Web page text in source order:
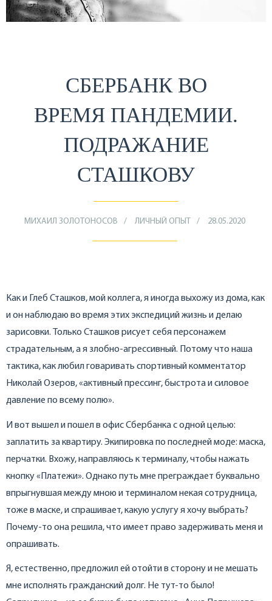
СБЕРБАНК ВО
ВРЕМЯ ПАНДЕМИИ.
ПОДРАЖАНИЕ
СТАШКОВУ
МИХАИЛ ЗОЛОТОНОСОВ ЛИЧНЫЙ ОПЫТ 28.05.2020
Как и Глеб Сташков, мой коллега, я иногда выхожу из дома, как
и он наблюдаю во время этих экспедиций жизнь и делаю
зарисовки. Только Сташков рисует себя персонажем
страдательным, а я злобно-агрессивный. Потому что наша
тактика, как любил говаривать спортивный комментатор
Николай Озеров, «активный прессинг, быстрота и силовое
давление по всему полю».
И вот вышел и пошел в офис Сбербанка с одной целью:
заплатить за квартиру. Экипировка по последней моде: маска,
перчатки. Вхожу, направляюсь к терминалу, чтобы нажать
кнопку «Платежи». Однако путь мне преграждает буквально
впрыгнувшая между мною и терминалом некая сотрудница,
тоже в маске, и спрашивает, какую услугу я хочу выбрать?
Почему-то она решила, что имеет право задерживать меня и
опрашивать.
Я, естественно, предложил ей отойти в сторону и не мешать
мне исполнять гражданский долг. Не тут-то было!